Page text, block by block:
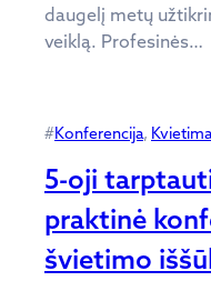
daugelį metų
veiklą. Profesinės…
#Konferencija,
5-oji
praktinė
švietimo